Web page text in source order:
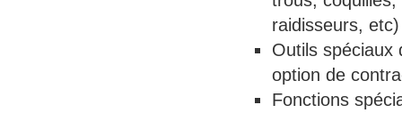
raidisseurs, etc)
Outils spéciaux
option de
Fonctions